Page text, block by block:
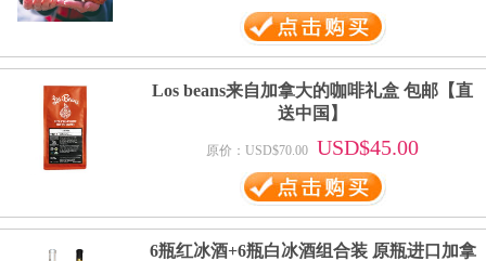
Los beans来自加拿大的咖啡礼盒 包邮【直
送中国】
原价：USD$70.00 USD$45.00
6瓶红冰酒+6瓶白冰酒组合装 原瓶进口加拿